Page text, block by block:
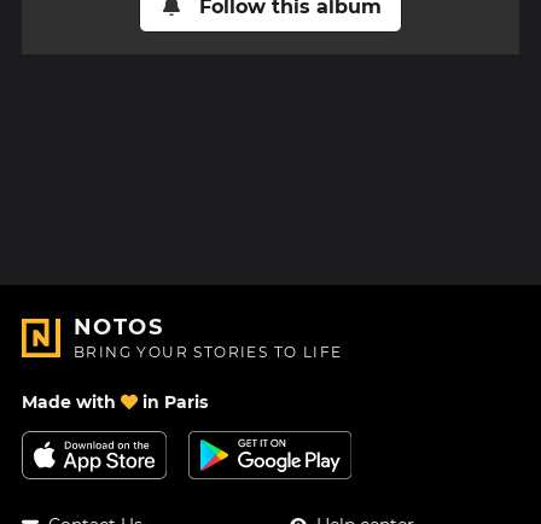
Follow this album
NOTOS
BRING YOUR STORIES TO LIFE
Made with in Paris